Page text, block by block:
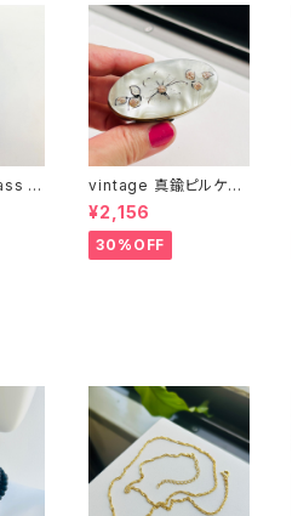
c
vintage 真鍮ピルケー
ス
¥2,156
30%OFF